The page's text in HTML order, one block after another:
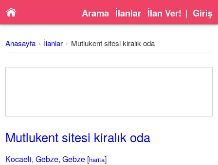
Arama İlanlar İlan Ver! | Giriş
Anasayfa İlanlar Mutlukent sitesi kiralık oda
Mutlukent sitesi kiralık oda
Kocaeli,Gebze,Gebze [harita]